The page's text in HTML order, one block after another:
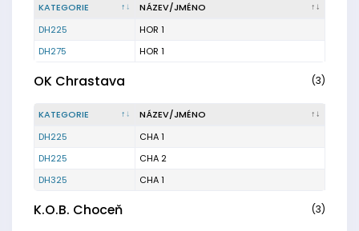
KATEGORIE
NÁZEV/JMÉNO
DH225
HOR 1
DH275
HOR 1
OK Chrastava (3)
KATEGORIE
NÁZEV/JMÉNO
DH225
CHA 1
DH225
CHA 2
DH325
CHA 1
K.O.B. Choceň (3)